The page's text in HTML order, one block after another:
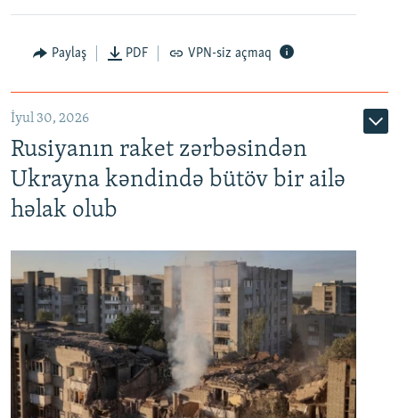
Paylaş PDF VPN-siz açmaq
İyul 30, 2026
Rusiyanın raket zərbəsindən
Ukrayna kəndində bütöv bir ailə
həlak olub